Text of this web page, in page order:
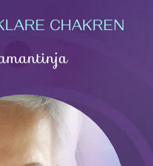
CHAKREN